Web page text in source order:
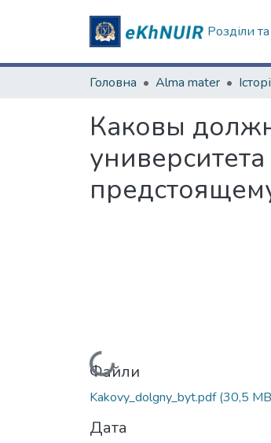
Розділи
Головна Alma mater
Каковы
Вантажиться...
Файли
Kakovy_dolgny_byt.pdf(30,5
Дата